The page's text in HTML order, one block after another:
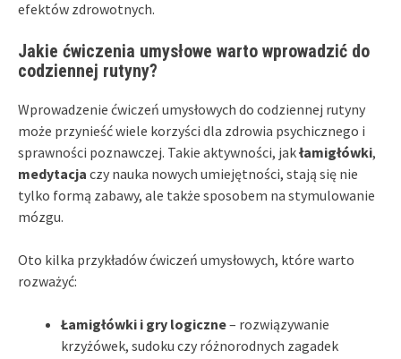
efektów zdrowotnych.
Jakie ćwiczenia umysłowe warto wprowadzić do
codziennej rutyny?
Wprowadzenie ćwiczeń umysłowych do codziennej rutyny
może przynieść wiele korzyści dla zdrowia psychicznego i
sprawności poznawczej. Takie aktywności, jakłamigłówki,
medytacja czy nauka nowych umiejętności, stają się nie
tylko formą zabawy, ale także sposobem na stymulowanie
mózgu.
Oto kilka przykładów ćwiczeń umysłowych, które warto
rozważyć:
Łamigłówki i gry logiczne– rozwiązywanie
krzyżówek, sudoku czy różnorodnych zagadek